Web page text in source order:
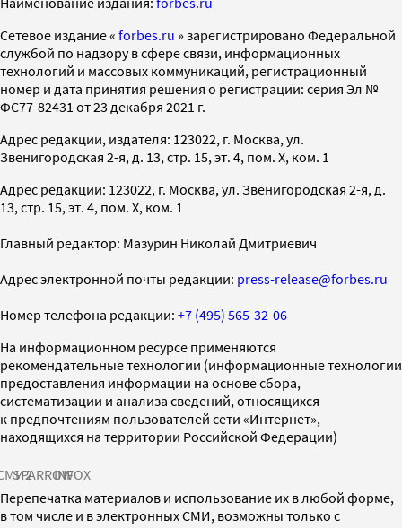
Cетевое издание « forbes.ru » зарегистрировано Федеральной
службой по надзору в сфере связи, информационных
технологий и массовых коммуникаций, регистрационный
номер и дата принятия решения о регистрации: серия Эл №
ФС77-82431 от 23 декабря 2021 г.
Адрес редакции, издателя: 123022, г. Москва, ул.
Звенигородская 2-я, д. 13, стр. 15, эт. 4, пом. X, ком. 1
Адрес редакции: 123022, г. Москва, ул. Звенигородская 2-я, д.
13, стр. 15, эт. 4, пом. X, ком. 1
Главный редактор: Мазурин Николай Дмитриевич
Адрес электронной почты редакции: press-release@forbes.ru
Номер телефона редакции: +7 (495) 565-32-06
На информационном ресурсе применяются
рекомендательные технологии (информационные технологии
предоставления информации на основе сбора,
систематизации и анализа сведений, относящихся
к предпочтениям пользователей сети «Интернет»,
находящихся на территории Российской Федерации)
SPARROWINFOX
Перепечатка материалов и использование их в любой форме,
в том числе и в электронных СМИ, возможны только с